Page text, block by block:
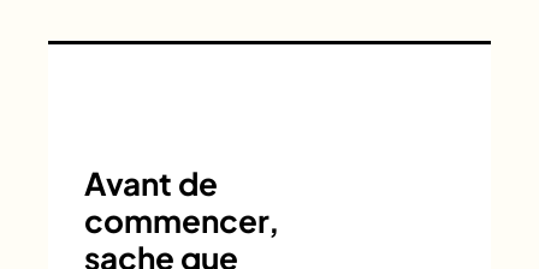
Avant de
commencer,
sache que